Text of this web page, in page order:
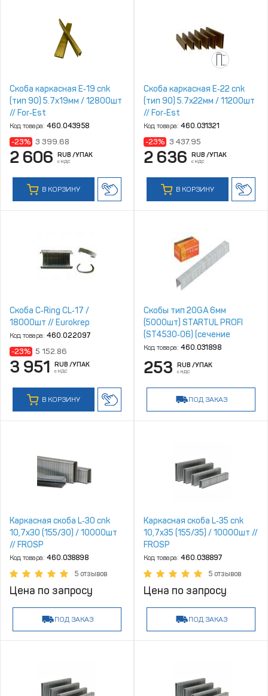
Скоба каркасная E‑19 cnk
(тип 90) 5.7x19мм / 12800шт
// For‑Est
Код товара: 460.043958
-23% 3 399.68
2 606 RUB /УПАК
с НДС
В КОРЗИНУ
Скоба каркасная E‑22 cnk
(тип 90) 5.7x22мм / 11200шт
// For‑Est
Код товара: 460.031321
-23% 3 437.95
2 636 RUB /УПАК
с НДС
В КОРЗИНУ
Скоба C‑Ring CL‑17 /
18000шт // Eurokrep
Код товара: 460.022097
-23% 5 152.86
3 951 RUB /УПАК
с НДС
В КОРЗИНУ
Скобы тип 20GA 6мм
(5000шт) STARTUL PROFI
(ST4530‑06) (сечение
1,2х0,6мм; шир. скобы 11,2мм)
Код товара: 460.031898
253 RUB /УПАК
с НДС
ПОД ЗАКАЗ
Каркасная скоба L‑30 cnk
10,7х30 (155/30) / 10000шт
// FROSP
Код товара: 460.038898
5 отзывов
Цена по запросу
ПОД ЗАКАЗ
Каркасная скоба L‑35 cnk
10,7х35 (155/35) / 10000шт //
FROSP
Код товара: 460.038897
5 отзывов
Цена по запросу
ПОД ЗАКАЗ